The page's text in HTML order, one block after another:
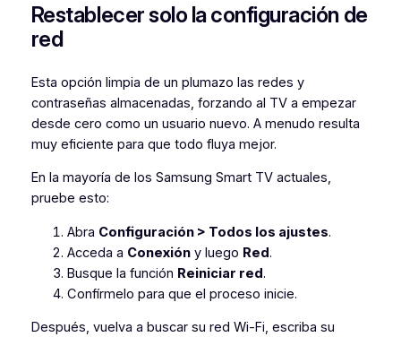
Restablecer solo la configuración de
red
Esta opción limpia de un plumazo las redes y
contraseñas almacenadas, forzando al TV a empezar
desde cero como un usuario nuevo. A menudo resulta
muy eficiente para que todo fluya mejor.
En la mayoría de los Samsung Smart TV actuales,
pruebe esto:
Abra Configuración > Todos los ajustes.
Acceda a Conexióny luego Red.
Busque la función Reiniciar red.
Confírmelo para que el proceso inicie.
Después, vuelva a buscar su red Wi-Fi, escriba su